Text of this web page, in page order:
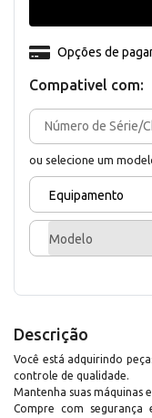
Compativel com:
ou selecione um
Equipamento
Modelo
Opções de
Descrição
Você está adquirindo
controle de qualidade.
Mantenha suas máquinas
Compre com segurança